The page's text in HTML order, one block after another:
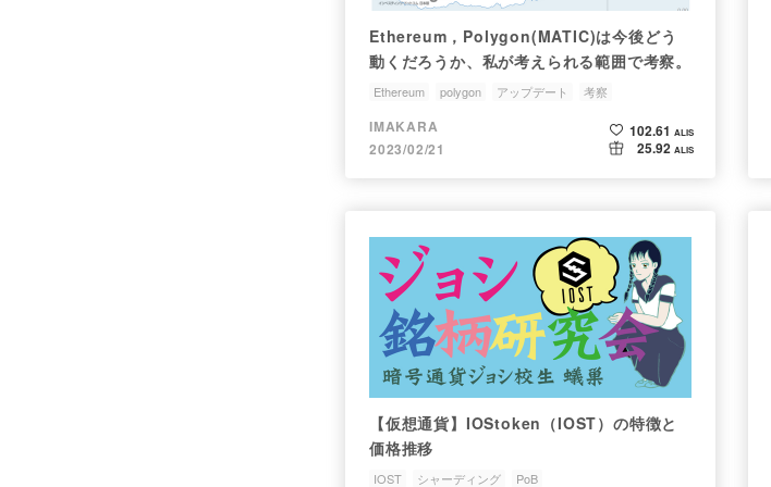
Ethereum，Polygon(MATIC)は今後どう
動くだろうか、私が考えられる範囲で考察。
Ethereum polygon アップデート
考察
シャーディング
IMAKARA
2023/02/21
102.61 ALIS
25.92 ALIS
【仮想通貨】IOStoken（IOST）の特徴と
価格推移
IOST シャーディング PoB